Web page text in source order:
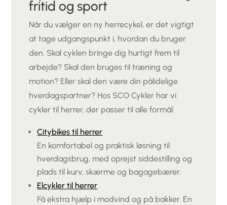
fritid og sport
Når du vælger en ny herrecykel, er det vigtigt
at tage udgangspunkt i, hvordan du bruger
den. Skal cyklen bringe dig hurtigt frem til
arbejde? Skal den bruges til træning og
motion? Eller skal den være din pålidelige
hverdagspartner? Hos SCO Cykler har vi
cykler til herrer, der passer til alle formål:
Citybikes til herrer
En komfortabel og praktisk løsning til
hverdagsbrug, med oprejst siddestilling og
plads til kurv, skærme og bagagebærer.
Elcykler til herrer
Få ekstra hjælp i modvind og på bakker. En